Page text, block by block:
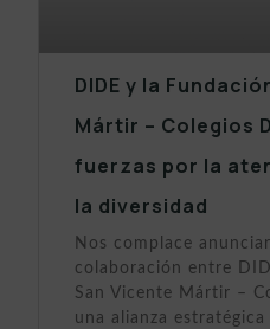
DIDE y la
Mártir – Colegios
fuerzas por la
la diversidad
Nos complace
colaboración entre
San Vicente Mártir –
una alianza